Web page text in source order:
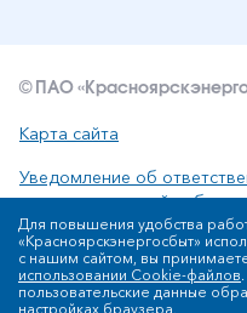
© ПАО
Карта сайта
Уведомление об
интеллектуальной
Политика ПАО
обработки персональных
Для повышения удобства
«Красноярскэнергосбыт»
с нашим сайтом, вы
использовании Cookie-файлов
пользовательские данные
настройках браузера.